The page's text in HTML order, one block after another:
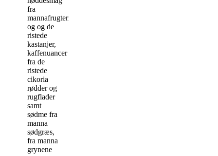
fra
mannafrugterne
og og de
ristede
kastanjer,
kaffenuancer
fra de
ristede
cikoria
rødder og
rugflader
samt
sødme fra
manna
sødgræs,
fra manna
grynene